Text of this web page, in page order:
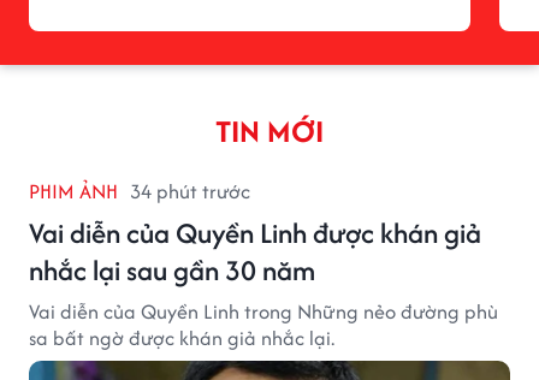
TIN MỚI
PHIM ẢNH 34 phút trước
Vai diễn của Quyền Linh được khán giả
nhắc lại sau gần 30 năm
Vai diễn của Quyền Linh trong Những nẻo đường phù
sa bất ngờ được khán giả nhắc lại.